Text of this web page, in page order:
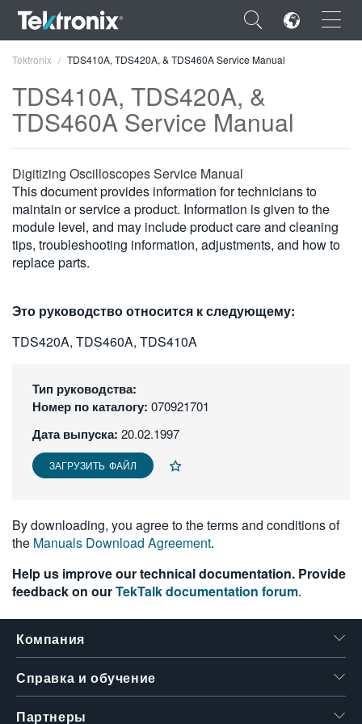
×
FRANÇAIS
DEUTSCH
VIỆT NAM
日本語
한국어
Tektronix TDS410A, TDS420A, & TDS460A Service Manual
TDS410A, TDS420A, &
TDS460A Service Manual
Digitizing Oscilloscopes Service Manual
This document provides information for technicians to
maintain or service a product. Information is given to the
module level, and may include product care and cleaning
tips, troubleshooting information, adjustments, and how to
replace parts.
Это руководство относится к следующему:
TDS420A, TDS460A, TDS410A
Тип руководства:
Номер по каталогу: 070921701
Дата выпуска: 20.02.1997
ЗАГРУЗИТЬ ФАЙЛ
By downloading, you agree to the terms and conditions of
the Manuals Download Agreement.
Help us improve our technical documentation. Provide
feedback on ourTekTalk documentation forum.
Компания
Справка и обучение
Партнеры